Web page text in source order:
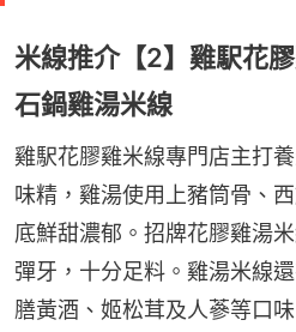
米線推介【2】雞駅花
石鍋雞湯米線
雞駅花膠雞米線專門店主打
味精，雞湯使用上豬筒骨、
底鮮甜濃郁。招牌花膠雞湯
彈牙，十分足料。雞湯米線
膳黃酒、姬松茸及人蔘等口